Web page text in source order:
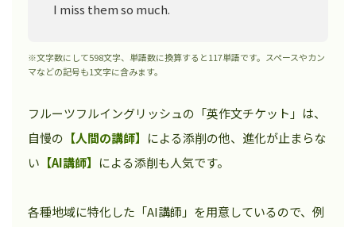
I miss them so much.
※文字数にして598文字、単語数に換算すると117単語です。スペースやカン
マなどの記号も1文字に含みます。
フルーツフルイングリッシュの「英作文チケット」は、
自慢の 【人間の講師】 による添削の他、進化が止まらな
い 【AI講師】 による添削も人気です。
各種地域に特化した「AI講師」を用意しているので、例